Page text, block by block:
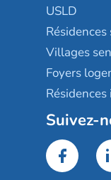
USLD
Villages
Foyers
Suivez-